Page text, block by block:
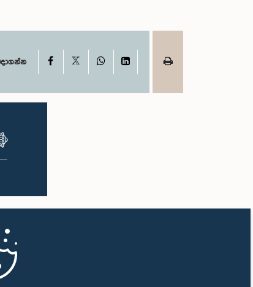
Facebook WhatsAppLinkedIn